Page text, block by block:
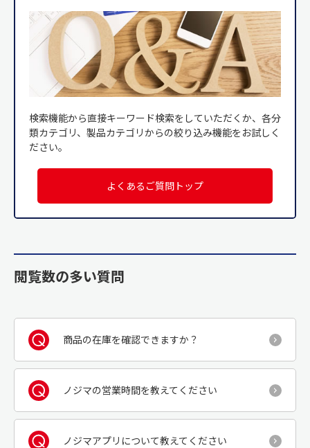
検索機能から直接キーワード検索をしていただくか、各分
類カテゴリ、製品カテゴリからの絞り込み機能をお試しく
ださい。
よくあるご質問トップ
閲覧数の多い質問
商品の在庫を確認できますか？
ノジマの営業時間を教えてください
ノジマアプリについて教えてください